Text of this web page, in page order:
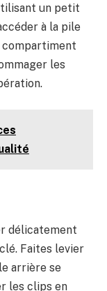
un petit
à la pile
compartiment
les
délicatement
Faites levier
arrière se
les clips en